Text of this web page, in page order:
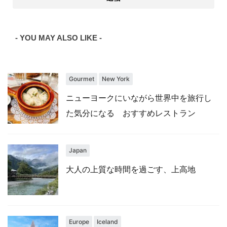
- YOU MAY ALSO LIKE -
Gourmet New York
ニューヨークにいながら世界中を旅行し
た気分になる おすすめレストラン
Japan
大人の上質な時間を過ごす、上高地
Europe Iceland